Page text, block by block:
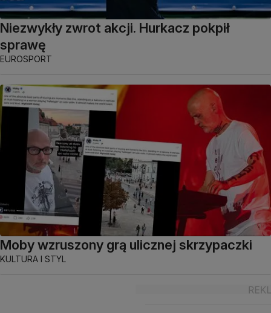
Niezwykły zwrot akcji. Hurkacz pokpił
sprawę
EUROSPORT
Moby wzruszony grą ulicznej skrzypaczki
KULTURA I STYL